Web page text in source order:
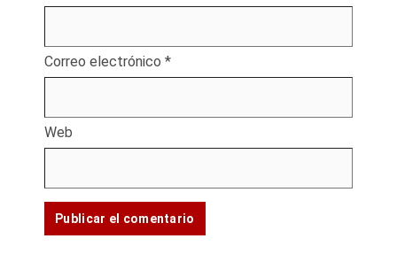
Correo electrónico *
Web